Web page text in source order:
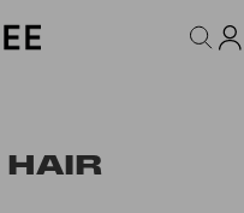
WELLNESS LIFESTYLE
HAIR